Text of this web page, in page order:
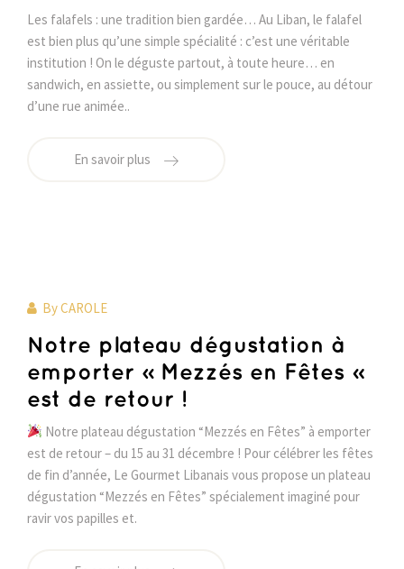
Les falafels : une tradition bien gardée… Au Liban, le falafel
est bien plus qu’une simple spécialité : c’est une véritable
institution ! On le déguste partout, à toute heure… en
sandwich, en assiette, ou simplement sur le pouce, au détour
d’une rue animée..
En savoir plus
ByCAROLE
Notre plateau dégustation à
emporter « Mezzés en Fêtes »
est de retour !
Notre plateau dégustation “Mezzés en Fêtes” à emporter
est de retour – du 15 au 31 décembre ! Pour célébrer les fêtes
de fin d’année, Le Gourmet Libanais vous propose un plateau
dégustation “Mezzés en Fêtes” spécialement imaginé pour
ravir vos papilles et.